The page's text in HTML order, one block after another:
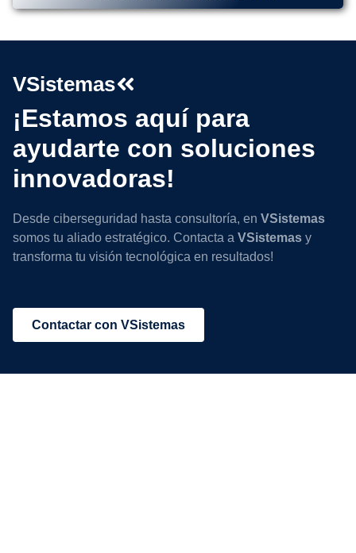
VSistemas
¡Estamos aquí para
ayudarte con soluciones
innovadoras!
Desde ciberseguridad hasta consultoría, en VSistemas
somos tu aliado estratégico. Contacta a VSistemas y
transforma tu visión tecnológica en resultados!
Contactar con VSistemas